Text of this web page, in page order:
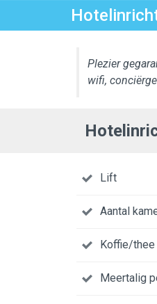
Plezier
wifi,
Lift
Aantal
Koffie/thee
Meertalig